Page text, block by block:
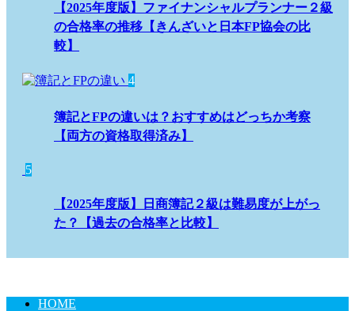
【2025年度版】ファイナンシャルプランナー２級
の合格率の推移【きんざいと日本FP協会の比
較】
4
簿記とFPの違いは？おすすめはどっちか考察
【両方の資格取得済み】
5
【2025年度版】日商簿記２級は難易度が上がっ
た？【過去の合格率と比較】
HOME